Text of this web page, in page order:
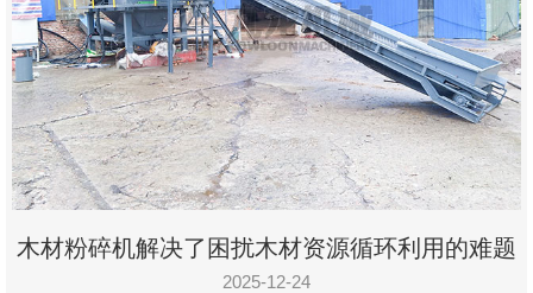
木材粉碎机解决了困扰木材资源循环利用的难题
2025-12-24